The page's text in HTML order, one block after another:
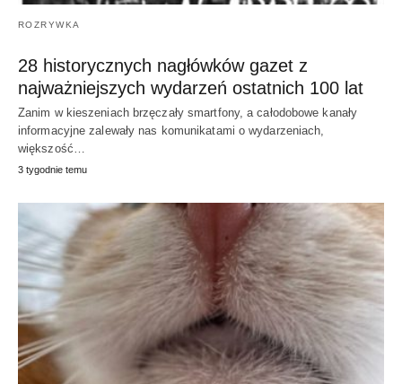
ROZRYWKA
28 historycznych nagłówków gazet z
najważniejszych wydarzeń ostatnich 100 lat
Zanim w kieszeniach brzęczały smartfony, a całodobowe kanały
informacyjne zalewały nas komunikatami o wydarzeniach,
większość…
3 tygodnie temu